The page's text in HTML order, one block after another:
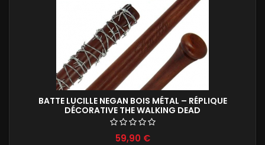
BATTE LUCILLE NEGAN BOIS MÉTAL – RÉPLIQUE
DÉCORATIVE THE WALKING DEAD
59,90 €